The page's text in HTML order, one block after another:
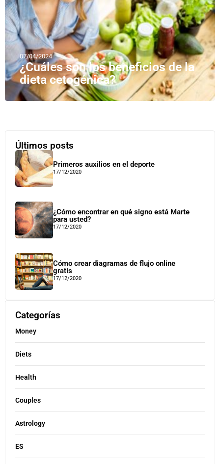
07/04/2024
¿Cuáles son los beneficios de la
dieta cetogénica?
Últimos posts
Primeros auxilios en el deporte
17/12/2020
¿Cómo encontrar en qué signo está Marte
para usted?
17/12/2020
Cómo crear diagramas de flujo online
gratis
17/12/2020
Categorías
Money
Diets
Health
Couples
Astrology
ES